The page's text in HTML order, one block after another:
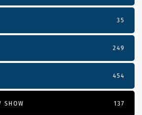
35
249
454
SHOW 137